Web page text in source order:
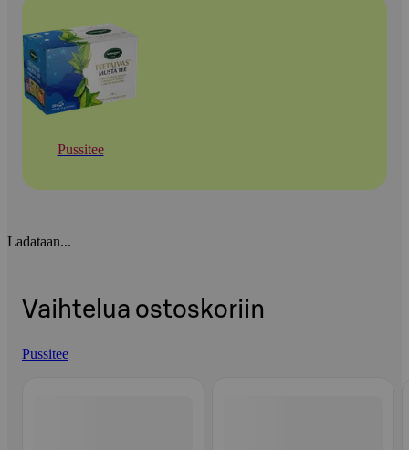
Pussitee
Ladataan...
Vaihtelua ostoskoriin
Pussitee